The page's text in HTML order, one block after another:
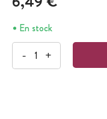
En stock
- +